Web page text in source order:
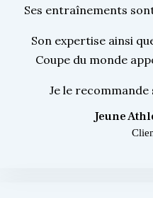
Ses entraînements
Son expertise ainsi
Coupe du monde
Je le recommande
Jeune